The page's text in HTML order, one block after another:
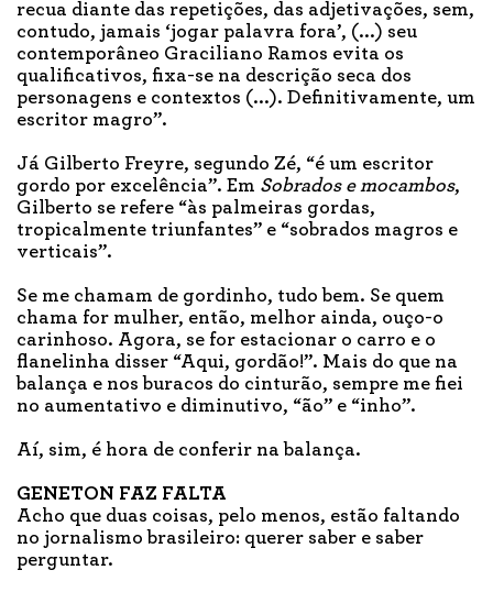
recua diante das repetições, das adjetivações, sem,
contudo, jamais ‘jogar palavra fora’, (...) seu
contemporâneo Graciliano Ramos evita os
qualificativos, fixa-se na descrição seca dos
personagens e contextos (...). Definitivamente, um
escritor magro”.
Já Gilberto Freyre, segundo Zé, “é um escritor
gordo por excelência”. Em Sobrados e mocambos,
Gilberto se refere “às palmeiras gordas,
tropicalmente triunfantes” e “sobrados magros e
verticais”.
Se me chamam de gordinho, tudo bem. Se quem
chama for mulher, então, melhor ainda, ouço-o
carinhoso. Agora, se for estacionar o carro e o
flanelinha disser “Aqui, gordão!”. Mais do que na
balança e nos buracos do cinturão, sempre me fiei
no aumentativo e diminutivo, “ão” e “inho”.
Aí, sim, é hora de conferir na balança.
GENETON FAZ FALTA
Acho que duas coisas, pelo menos, estão faltando
no jornalismo brasileiro: querer saber e saber
perguntar.